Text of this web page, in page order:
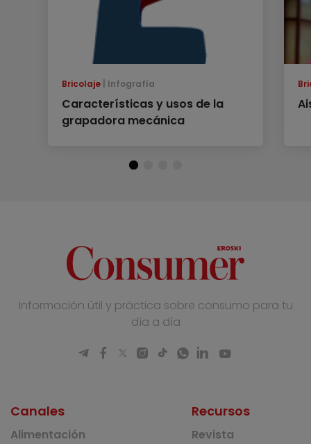
Bricolaje Infografía
Características y usos de la
grapadora mecánica
Información útil y práctica sobre consumo para tu
día a día
Canales
Alimentación
Recursos
Revista